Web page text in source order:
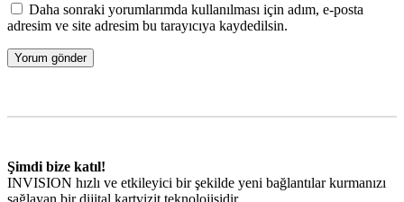
Daha sonraki yorumlarımda kullanılması için adım, e-posta
adresim ve site adresim bu tarayıcıya kaydedilsin.
Şimdi bize katıl!
INVISION hızlı ve etkileyici bir şekilde yeni bağlantılar kurmanızı
sağlayan bir dijital kartvizit teknolojisidir.